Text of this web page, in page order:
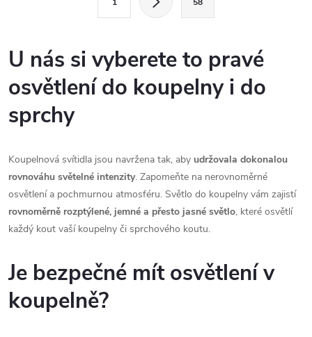
d
a
c
í
p
r
v
y
v
á
n
k
o
n
í
U nás si vyberete to pravé
osvětlení do koupelny i do
sprchy
Koupelnová svítidla jsou navržena tak, aby udržovala dokonalou
rovnováhu světelné intenzity. Zapomeňte na nerovnoměrné
osvětlení a pochmurnou atmosféru. Světlo do koupelny vám zajistí
rovnoměrně rozptýlené, jemné a přesto jasné světlo, které osvětlí
každý kout vaší koupelny či sprchového koutu.
Je bezpečné mít osvětlení v
koupelně?